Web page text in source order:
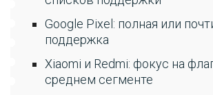
Google Pixel: полная или
поддержка
Xiaomi и Redmi: фокус на
среднем сегменте